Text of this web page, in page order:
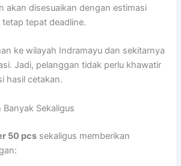
akan disesuaikan dengan estimasi
tepat deadline.
ke wilayah Indramayu dan sekitarnya
Jadi, pelanggan tidak perlu khawatir
hasil cetakan.
Sekaligus
50 pcs sekaligus memberikan